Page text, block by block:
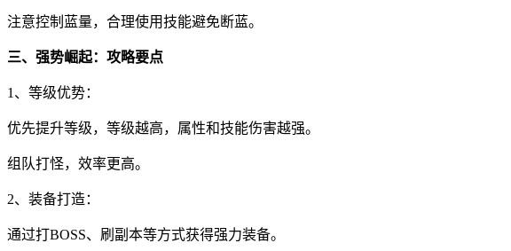
注意控制蓝量，合理使用技能避免断蓝。
三、强势崛起：攻略要点
1、等级优势：
优先提升等级，等级越高，属性和技能伤害越强。
组队打怪，效率更高。
2、装备打造：
通过打BOSS、刷副本等方式获得强力装备。